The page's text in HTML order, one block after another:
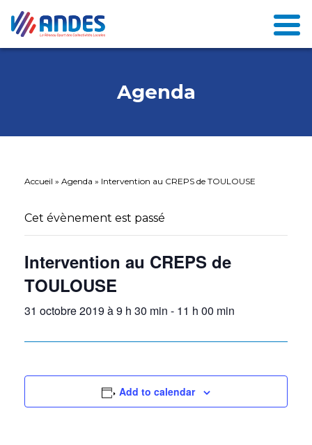
Agenda
Accueil » Agenda » Intervention au CREPS de TOULOUSE
Cet évènement est passé
Intervention au CREPS de
TOULOUSE
31 octobre 2019 à 9 h 30 min - 11 h 00 min
Add to calendar